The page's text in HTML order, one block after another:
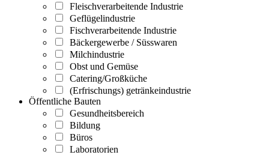
Fleischverarbeitende Industrie
Geflügelindustrie
Fischverarbeitende Industrie
Bäckergewerbe / Süsswaren
Milchindustrie
Obst und Gemüse
Catering/Großküche
(Erfrischungs) getränkeindustrie
Öffentliche Bauten
Gesundheitsbereich
Bildung
Büros
Laboratorien